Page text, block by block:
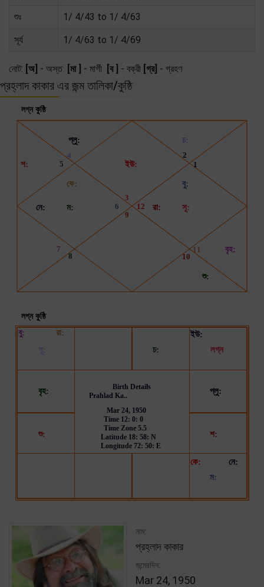
শুঃ 1/ 4/43 to 1/ 4/63
সূর্য 1/ 4/63 to 1/ 4/69
নোট: [অ] - অস্ত [মা ] - মার্গী [ব ] - বক্রী [গ্র] - গ্রহণ
প্রহ্লাদ কাকার এর জন্ম তালিকা/কুষ্ঠি
নাম:
প্রহ্লাদ কাকার
জন্মেরদিন:
Mar 24, 1950